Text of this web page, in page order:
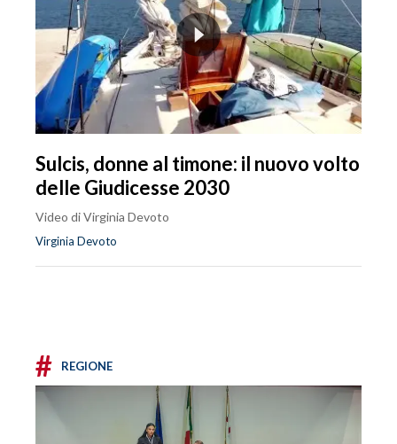
Sulcis, donne al timone: il nuovo volto
delle Giudicesse 2030
Video di Virginia Devoto
Virginia Devoto
# REGIONE